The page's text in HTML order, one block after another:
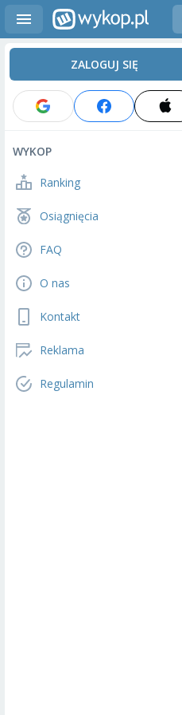
ZALOGUJ SIĘ
WYKOP
Ranking
Osiągnięcia
FAQ
O nas
Kontakt
Reklama
Regulamin